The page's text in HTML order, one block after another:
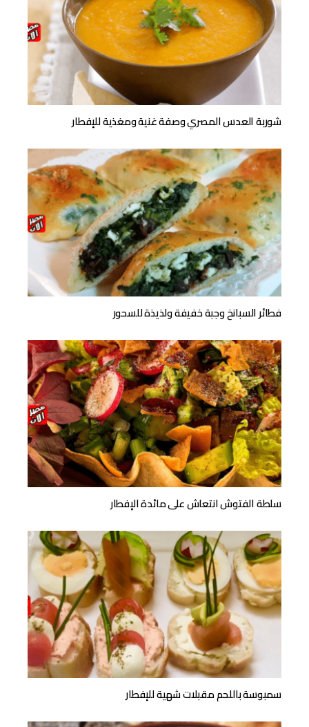
شوربة العدس المصري وصفة غنية ومغذية للإفطار
فطائر السبانخ وجبة خفيفة ولذيذة للسحور
سلطة الفتوش انتعاش على مائدة الإفطار
سمبوسة باللحم مقبلات شهية للإفطار